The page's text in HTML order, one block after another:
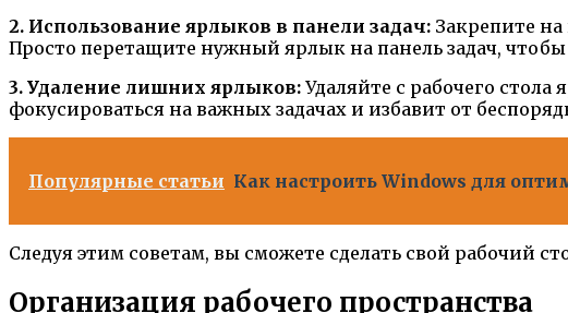
2. Использование ярлыков в панели задач: Закрепите
Просто перетащите нужный ярлык на панель задач, чтобы
3. Удаление лишних ярлыков: Удаляйте с рабочего
фокусироваться на важных задачах и избавит от
Популярные статьи Как настроить Windows для
Следуя этим советам, вы сможете сделать свой рабочий
Организация рабочего пространства